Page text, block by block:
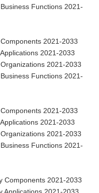
Functions 2021-
2021-2033
2021-2033
2021-2033
Functions 2021-
2021-2033
2021-2033
2021-2033
Functions 2021-
Components 2021-2033